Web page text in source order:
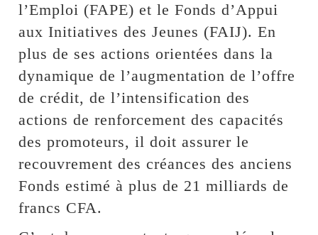
l’Emploi (FAPE) et le Fonds d’Appui
aux Initiatives des Jeunes (FAIJ). En
plus de ses actions orientées dans la
dynamique de l’augmentation de l’offre
de crédit, de l’intensification des
actions de renforcement des capacités
des promoteurs, il doit assurer le
recouvrement des créances des anciens
Fonds estimé à plus de 21 milliards de
francs CFA.